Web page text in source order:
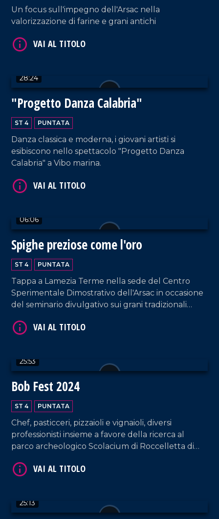
Un focus sull'impegno dell'Arsac nella
valorizzazione di farine e grani antichi
28:24
"Progetto Danza Calabria"
ST 4 PUNTATA
Danza classica e moderna, i giovani artisti si
esibiscono nello spettacolo "Progetto Danza
Calabria" a Vibo marina.
06:06
Spighe preziose come l'oro
ST 4 PUNTATA
Tappa a Lamezia Terme nella sede del Centro
Sperimentale Dimostrativo dell'Arsac in occasione
del seminario divulgativo sui grani tradizionali
25:53
Bob Fest 2024
ST 4 PUNTATA
Chef, pasticceri, pizzaioli e vignaioli, diversi
professionisti insieme a favore della ricerca al
parco archeologico Scolacium di Roccelletta di
25:13
VAI AL TITOLO
VAI AL TITOLO
VAI AL TITOLO
VAI AL TITOLO